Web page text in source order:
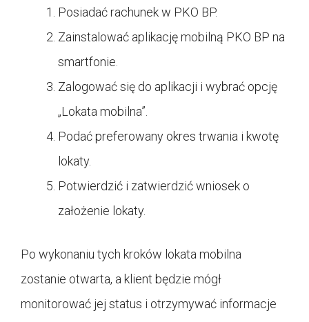
Posiadać rachunek w PKO BP.
Zainstalować aplikację mobilną PKO BP na
smartfonie.
Zalogować się do aplikacji i wybrać opcję
„Lokata mobilna”.
Podać preferowany okres trwania i kwotę
lokaty.
Potwierdzić i zatwierdzić wniosek o
założenie lokaty.
Po wykonaniu tych kroków lokata mobilna
zostanie otwarta, a klient będzie mógł
monitorować jej status i otrzymywać informacje